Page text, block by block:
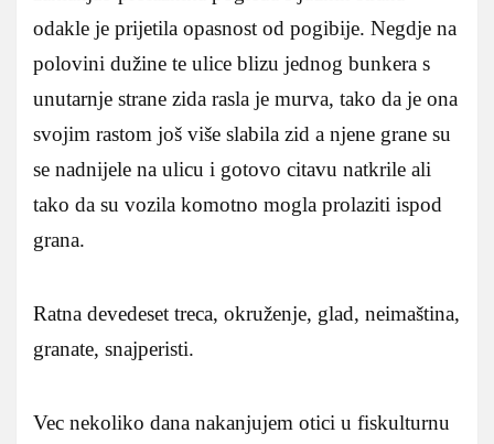
odakle je prijetila opasnost od pogibije. Negdje na
polovini dužine te ulice blizu jednog bunkera s
unutarnje strane zida rasla je murva, tako da je ona
svojim rastom još više slabila zid a njene grane su
se nadnijele na ulicu i gotovo citavu natkrile ali
tako da su vozila komotno mogla prolaziti ispod
grana.
Ratna devedeset treca, okruženje, glad, neimaština,
granate, snajperisti.
Vec nekoliko dana nakanjujem otici u fiskulturnu